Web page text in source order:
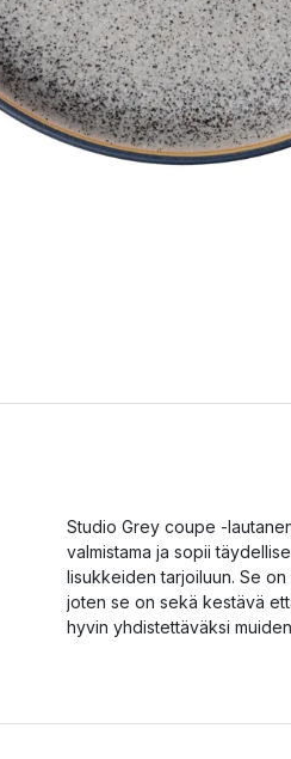
Studio Grey coupe -
valmistama ja sopii
lisukkeiden tarjoiluun. Se on
joten se on sekä kestävä
hyvin yhdistettäväksi